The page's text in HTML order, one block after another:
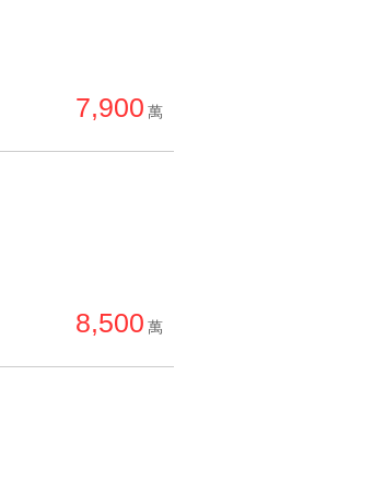
7,900 萬
8,500 萬